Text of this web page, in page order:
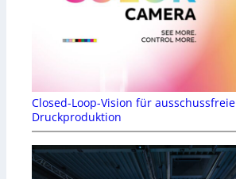
Closed-Loop-Vision für ausschussfreie
Druckproduktion